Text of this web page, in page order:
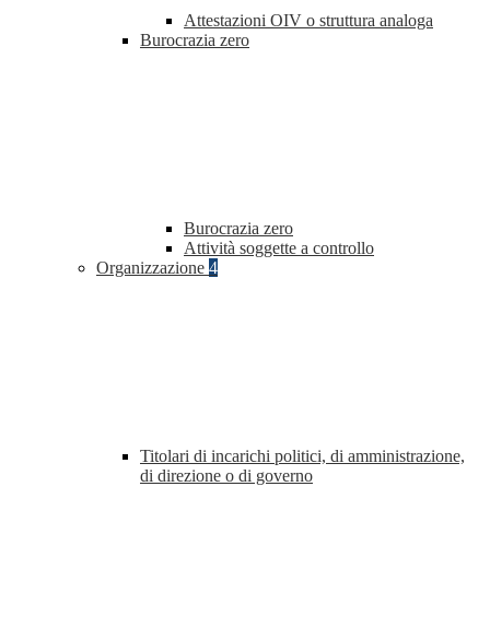
Attestazioni OIV o struttura analoga
Burocrazia zero
Burocrazia zero
Attività soggette a controllo
Organizzazione 4
Titolari di incarichi politici, di amministrazione,
di direzione o di governo